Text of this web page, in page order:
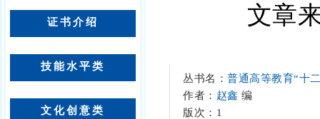
证书介绍
技能水平类
文化创意类
文章
丛书名： 普通高等教育“十
作者： 赵鑫 编
版次：1